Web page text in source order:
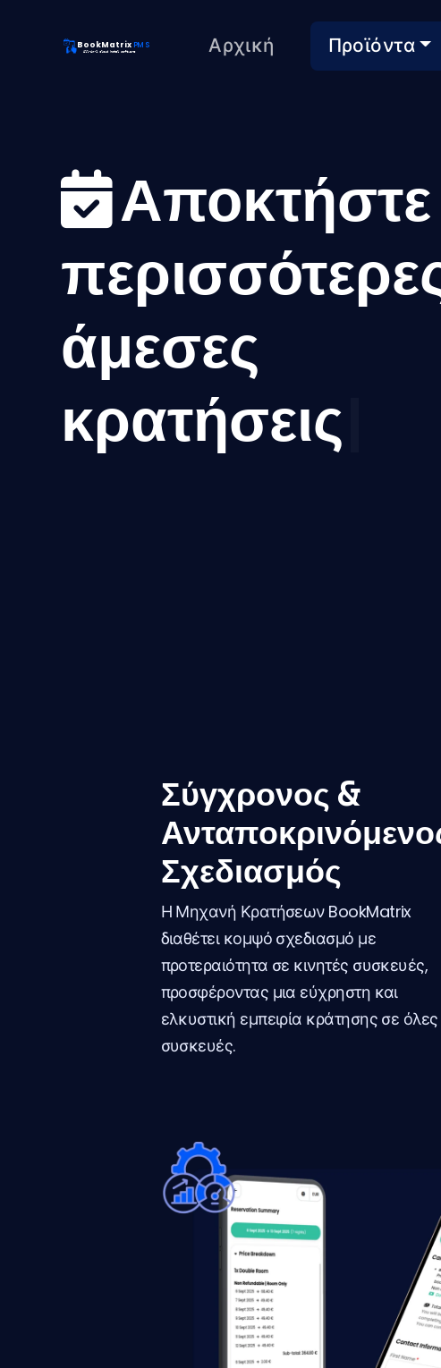
BookMatrixPMS
All-in-1 cloud hotel software Αρχική Προϊόντα
Αποκτήστε
άμεσες
κρατήσεις
Σύγχρονος &
Σχεδιασμός
Η Μηχανή Κρατήσεων BookMatrix
διαθέτει κομψό σχεδιασμό με
προτεραιότητα σε κινητές συσκευές,
προσφέροντας μια εύχρηστη και
ελκυστική εμπειρία κράτησης σε όλες
συσκευές.